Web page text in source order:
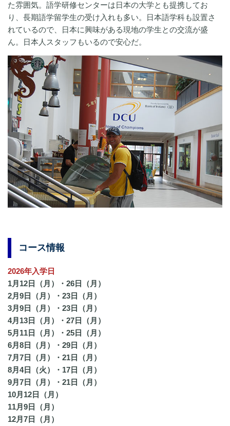
た雰囲気。語学研修センターは日本の大学とも提携してお
り、長期語学留学生の受け入れも多い。日本語学科も設置さ
れているので、日本に興味がある現地の学生との交流が盛
ん。日本人スタッフもいるので安心だ。
コース情報
2026年入学日
1月12日（月）・26日（月）
2月9日（月）・23日（月）
3月9日（月）・23日（月）
4月13日（月）・27日（月）
5月11日（月）・25日（月）
6月8日（月）・29日（月）
7月7日（月）・21日（月）
8月4日（火）・17日（月）
9月7日（月）・21日（月）
10月12日（月）
11月9日（月）
12月7日（月）